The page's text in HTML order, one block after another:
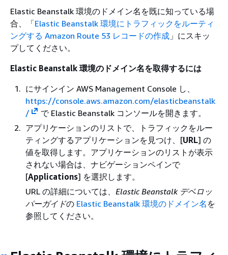
Elastic Beanstalk 環境のドメイン名を既に知っている場
合、「Elastic Beanstalk 環境にトラフィックをルーティ
ングする Amazon Route 53 レコードの作成 」にスキッ
プしてください。
Elastic Beanstalk 環境のドメイン名を取得するには
にサインイン AWS Management Console し、
https://console.aws.amazon.com/elasticbeanstalk
/
で Elastic Beanstalk コンソールを開きます。
アプリケーションのリストで、トラフィックをルー
ティングするアプリケーションを見つけ、[URL] の
値を取得します。アプリケーションのリストが表示
されない場合は、ナビゲーションペインで
[Applications] を選択します。
URL の詳細については、 Elastic Beanstalk デベロッ
パーガイドの Elastic Beanstalk 環境のドメイン名 を
参照してください。